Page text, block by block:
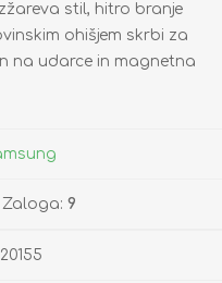
stil, hitro branje
ohišjem skrbi za
na udarce in magnetna
Zaloga: 9